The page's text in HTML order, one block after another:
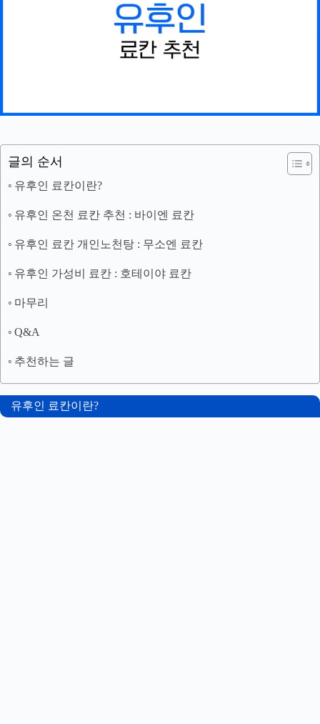
글의 순서
유후인 료칸이란?
유후인 온천 료칸 추천 : 바이엔 료칸
유후인 료칸 개인노천탕 : 무소엔 료칸
유후인 가성비 료칸 : 호테이야 료칸
마무리
Q&A
추천하는 글
유후인 료칸이란?